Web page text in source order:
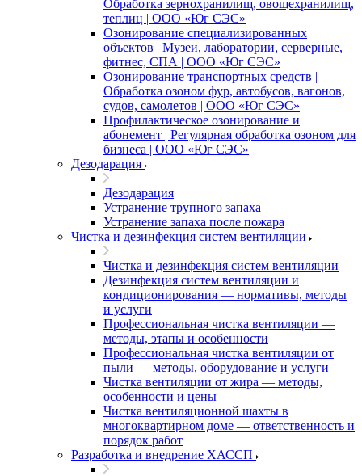
Обработка зернохранилищ, овощехранилищ,
теплиц | ООО «Юг СЭС»
Озонирование специализированных
объектов | Музеи, лаборатории, серверные,
фитнес, СПА | ООО «Юг СЭС»
Озонирование транспортных средств |
Обработка озоном фур, автобусов, вагонов,
судов, самолетов | ООО «Юг СЭС»
Профилактическое озонирование и
абонемент | Регулярная обработка озоном для
бизнеса | ООО «Юг СЭС»
Дезодарация
Дезодарация
Устранение трупного запаха
Устранение запаха после пожара
Чистка и дезинфекция систем вентиляции
Чистка и дезинфекция систем вентиляции
Дезинфекция систем вентиляции и
кондиционирования — нормативы, методы
и услуги
Профессиональная чистка вентиляции —
методы, этапы и особенности
Профессиональная чистка вентиляции от
пыли — методы, оборудование и услуги
Чистка вентиляции от жира — методы,
особенности и цены
Чистка вентиляционной шахты в
многоквартирном доме — ответственность и
порядок работ
Разработка и внедрение ХАССП